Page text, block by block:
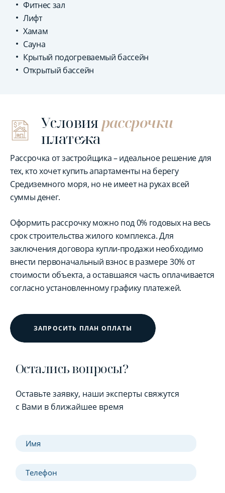
Фитнес зал
Лифт
Хамам
Сауна
Крытый подогреваемый бассейн
Открытый бассейн
Условиярассрочки
платежа
Рассрочка от застройщика – идеальное решение для
тех, кто хочет купить апартаменты на берегу
Средиземного моря, но не имеет на руках всей
суммы денег.
Оформить рассрочку можно под 0% годовых на весь
срок строительства жилого комплекса. Для
заключения договора купли-продажи необходимо
внести первоначальный взнос в размере 30% от
стоимости объекта, а оставшаяся часть оплачивается
согласно установленному графику платежей.
ЗАПРОСИТЬ ПЛАН ОПЛАТЫ
Остались вопросы?
Оставьте заявку, наши эксперты свяжутся
с Вами в ближайшее время